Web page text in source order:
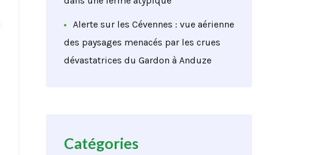
Alerte sur les Cévennes : vue aérienne
des paysages menacés par les crues
dévastatrices du Gardon à Anduze
Catégories